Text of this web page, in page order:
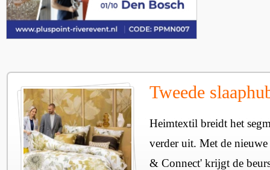
Tweede
Heimtextil breidt het
verder uit. Met de
& Connect' krijgt de